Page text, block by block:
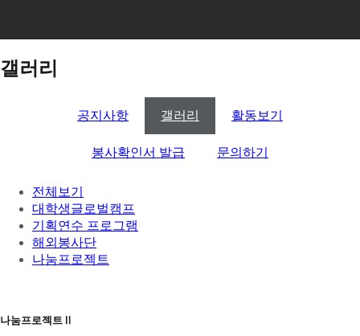
갤러리
공지사항 갤러리 활동보기
봉사확인서 발급 문의하기
전체보기
대학생글로벌캠프
기획연수 프로그램
해외봉사단
나눔프로젝트
나눔프로젝트Ⅱ